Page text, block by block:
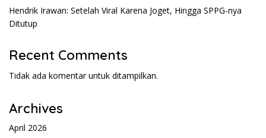
Hendrik Irawan: Setelah Viral Karena Joget, Hingga SPPG-nya
Ditutup
Recent Comments
Tidak ada komentar untuk ditampilkan.
Archives
April 2026